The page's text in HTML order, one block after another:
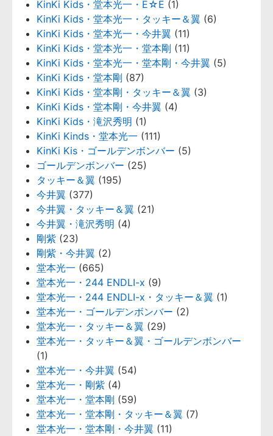
KinKi Kids・堂本光一・E☆E (1)
KinKi Kids・堂本光一・タッキー＆翼 (6)
KinKi Kids・堂本光一・今井翼 (11)
KinKi Kids・堂本光一・堂本剛 (11)
KinKi Kids・堂本光一・堂本剛・今井翼 (5)
KinKi Kids・堂本剛 (87)
KinKi Kids・堂本剛・タッキー＆翼 (3)
KinKi Kids・堂本剛・今井翼 (4)
KinKi Kids・滝沢秀明 (1)
KinKi Kinds・堂本光一 (111)
KinKi Kis・ゴールデンボンバー (5)
ゴールデンボンバー (25)
タッキー＆翼 (195)
今井翼 (377)
今井翼・タッキー＆翼 (21)
今井翼・滝沢秀明 (4)
剛紫 (23)
剛紫・今井翼 (2)
堂本光一 (665)
堂本光一・244 ENDLI-x (9)
堂本光一・244 ENDLI-x・タッキー＆翼 (1)
堂本光一・ゴールデンボンバー (2)
堂本光一・タッキー＆翼 (29)
堂本光一・タッキー＆翼・ゴールデンボンバー
(1)
堂本光一・今井翼 (54)
堂本光一・剛紫 (4)
堂本光一・堂本剛 (59)
堂本光一・堂本剛・タッキー＆翼 (7)
堂本光一・堂本剛・今井翼 (11)